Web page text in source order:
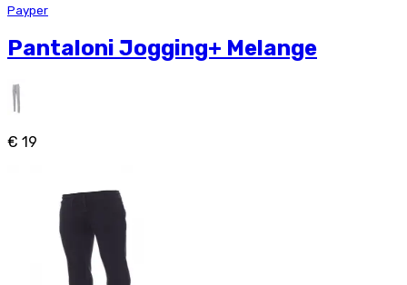
Payper
Pantaloni Jogging+ Melange
€ 19